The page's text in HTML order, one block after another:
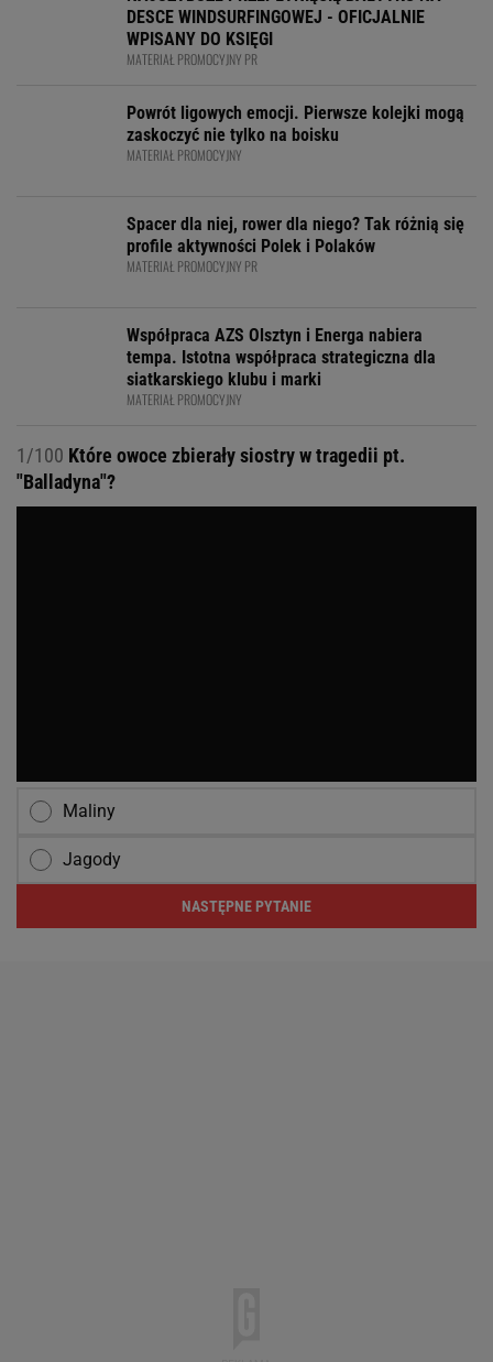
DESCE WINDSURFINGOWEJ - OFICJALNIE
WPISANY DO KSIĘGI
MATERIAŁ PROMOCYJNY PR
Powrót ligowych emocji. Pierwsze kolejki mogą
zaskoczyć nie tylko na boisku
MATERIAŁ PROMOCYJNY
Spacer dla niej, rower dla niego? Tak różnią się
profile aktywności Polek i Polaków
MATERIAŁ PROMOCYJNY PR
Współpraca AZS Olsztyn i Energa nabiera
tempa. Istotna współpraca strategiczna dla
siatkarskiego klubu i marki
MATERIAŁ PROMOCYJNY
1/100 Które owoce zbierały siostry w tragedii pt.
"Balladyna"?
Maliny
Jagody
NASTĘPNE PYTANIE